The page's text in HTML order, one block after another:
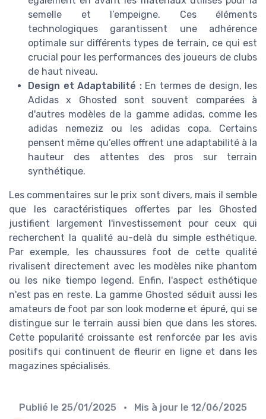
semelle et l’empeigne. Ces éléments
technologiques garantissent une adhérence
optimale sur différents types de terrain, ce qui est
crucial pour les performances des joueurs de clubs
de haut niveau.
Design et Adaptabilité :En termes de design, les
Adidas x Ghosted sont souvent comparées à
d'autres modèles de la gamme adidas, comme les
adidas nemeziz ou les adidas copa. Certains
pensent même qu’elles offrent une adaptabilité à la
hauteur des attentes des pros sur terrain
synthétique.
Les commentaires sur le prix sont divers, mais il semble
que les caractéristiques offertes par les Ghosted
justifient largement l'investissement pour ceux qui
recherchent la qualité au-delà du simple esthétique.
Par exemple, les chaussures foot de cette qualité
rivalisent directement avec les modèles nike phantom
ou les nike tiempo legend. Enfin, l'aspect esthétique
n'est pas en reste. La gamme Ghosted séduit aussi les
amateurs de foot par son look moderne et épuré, qui se
distingue sur le terrain aussi bien que dans les stores.
Cette popularité croissante est renforcée par les avis
positifs qui continuent de fleurir en ligne et dans les
magazines spécialisés.
Publié le 25/01/2025 • Mis à jour le 12/06/2025